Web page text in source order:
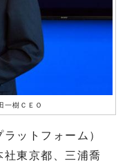
一樹ＣＥＯ
ットフォーム）
東京都、三浦喬